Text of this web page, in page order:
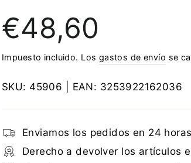
regular
€48,60
Impuesto incluido. Los gastos de envío se
SKU: 45906 | EAN: 3253922162036
Enviamos los pedidos en 24
Derecho a devolver los artículos